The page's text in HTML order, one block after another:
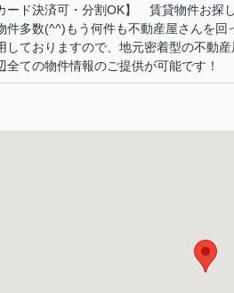
ード決済可・分割OK】 賃貸物件お
件多数(^^)もう何件も不動産屋さんを
しておりますので、地元密着型の不動
全ての物件情報のご提供が可能です！